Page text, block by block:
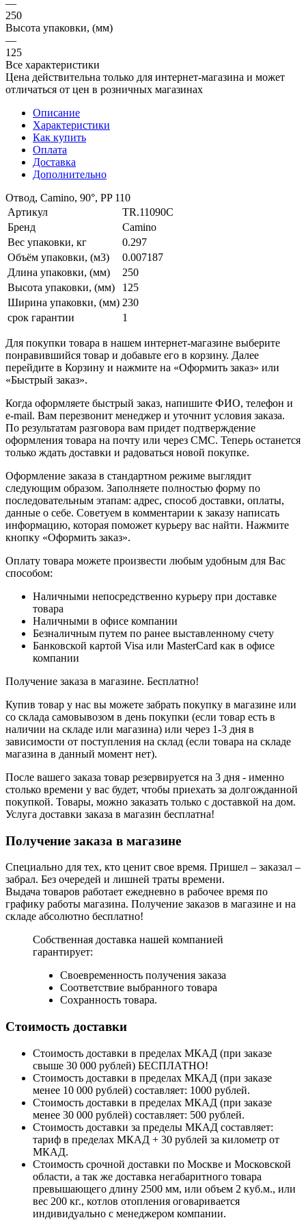
—
250
Высота упаковки, (мм)
—
125
Все характеристики
Цена действительна только для интернет-магазина и может
отличаться от цен в розничных магазинах
Описание
Характеристики
Как купить
Оплата
Доставка
Дополнительно
Отвод, Camino, 90°, PP 110
Артикул
TR.11090C
Бренд
Camino
Вес упаковки, кг
0.297
Объём упаковки, (м3)
0.007187
Длина упаковки, (мм)
250
Высота упаковки, (мм)
125
Ширина упаковки, (мм) 230
срок гарантии
1
Для покупки товара в нашем интернет-магазине выберите
понравившийся товар и добавьте его в корзину. Далее
перейдите в Корзину и нажмите на «Оформить заказ» или
«Быстрый заказ».
Когда оформляете быстрый заказ, напишите ФИО, телефон и
e-mail. Вам перезвонит менеджер и уточнит условия заказа.
По результатам разговора вам придет подтверждение
оформления товара на почту или через СМС. Теперь останется
только ждать доставки и радоваться новой покупке.
Оформление заказа в стандартном режиме выглядит
следующим образом. Заполняете полностью форму по
последовательным этапам: адрес, способ доставки, оплаты,
данные о себе. Советуем в комментарии к заказу написать
информацию, которая поможет курьеру вас найти. Нажмите
кнопку «Оформить заказ».
Оплату товара можете произвести любым удобным для Вас
способом:
Наличными непосредственно курьеру при доставке
товара
Наличными в офисе компании
Безналичным путем по ранее выставленному счету
Банковской картой Visa или MasterCard как в офисе
компании
Получение заказа в магазине. Бесплатно!
Купив товар у нас вы можете забрать покупку в магазине или
со склада самовывозом в день покупки (если товар есть в
наличии на складе или магазина) или через 1-3 дня в
зависимости от поступления на склад (если товара на складе
магазина в данный момент нет).
После вашего заказа товар резервируется на 3 дня - именно
столько времени у вас будет, чтобы приехать за долгожданной
покупкой. Товары, можно заказать только с доставкой на дом.
Услуга доставки заказа в магазин бесплатна!
Получение заказа в магазине
Специально для тех, кто ценит свое время. Пришел – заказал –
забрал. Без очередей и лишней траты времени.
Выдача товаров работает ежедневно в рабочее время по
графику работы магазина. Получение заказов в магазине и на
складе абсолютно бесплатно!
Собственная доставка нашей компанией
гарантирует:
Своевременность получения заказа
Соответствие выбранного товара
Сохранность товара.
Стоимость доставки
Стоимость доставки в пределах МКАД (при заказе
свыше 30 000 рублей) БЕСПЛАТНО!
Стоимость доставки в пределах МКАД (при заказе
менее 10 000 рублей) составляет: 1000 рублей.
Стоимость доставки в пределах МКАД (при заказе
менее 30 000 рублей) составляет: 500 рублей.
Стоимость доставки за пределы МКАД составляет:
тариф в пределах МКАД + 30 рублей за километр от
МКАД.
Стоимость срочной доставки по Москве и Московской
области, а так же доставка негабаритного товара
превышающего длину 2500 мм, или объем 2 куб.м., или
вес 200 кг., котлов отопления оговаривается
индивидуально с менеджером компании.